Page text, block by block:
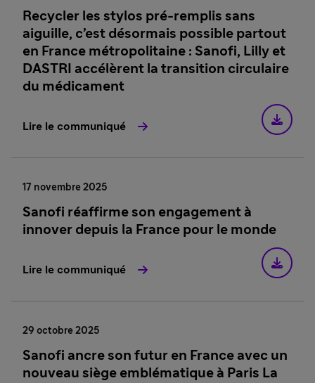
Recycler les stylos pré-remplis sans
aiguille, c’est désormais possible partout
en France métropolitaine : Sanofi, Lilly et
DASTRI accélèrent la transition circulaire
du médicament
Lire le communiqué
17 novembre 2025
Sanofi réaffirme son engagement à
innover depuis la France pour le monde
Lire le communiqué
29 octobre 2025
Sanofi ancre son futur en France avec un
nouveau siège emblématique à Paris La